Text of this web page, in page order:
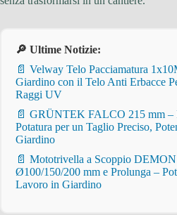
🔎 Ultime Notizie:
📄 Velway Telo Pacciamatura
Giardino con il Telo Anti Erbacce
Raggi UV
📄 GRÜNTEK FALCO 215 mm –
Potatura per un Taglio Preciso,
Giardino
📄 Mototrivella a Scoppio
Ø100/150/200 mm e Prolunga –
Lavoro in Giardino